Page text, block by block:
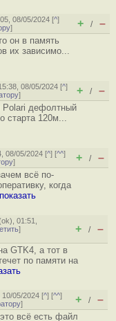
08/05/2024 [^]
] + / –
он в память
их зависимо...
08/05/2024 [^]
] + / –
Polari дефолтный
старта 120м...
08/05/2024 [^] [^^]
] + / –
всё по-
когда
показать
ok), 01:51,
]
+ / –
GTK4, а тот в
по памяти на
10/05/2024 [^] [^^]
] + / –
всё есть файл